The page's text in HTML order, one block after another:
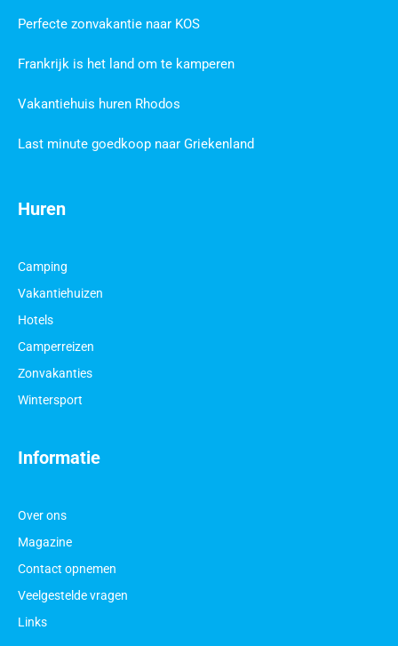
Informatie
Over ons
Magazine
Contact opnemen
Veelgestelde vragen
Links
Huren
Camping
Vakantiehuizen
Hotels
Camperreizen
Zonvakanties
Wintersport
Perfecte zonvakantie naar KOS
Frankrijk is het land om te kamperen
Vakantiehuis huren Rhodos
Last minute goedkoop naar Griekenland